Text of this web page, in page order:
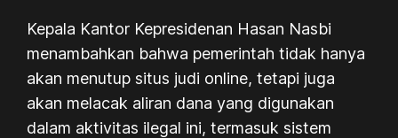
Kepala Kantor Kepresidenan Hasan Nasbi
menambahkan bahwa pemerintah tidak hanya
akan menutup situs judi online, tetapi juga
akan melacak aliran dana yang digunakan
dalam aktivitas ilegal ini, termasuk sistem